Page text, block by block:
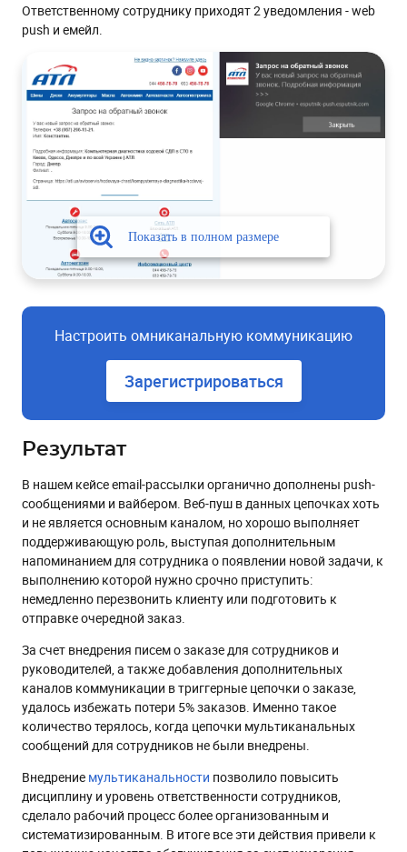
Ответственному сотруднику приходят 2 уведомления - web
push и емейл.
Настроить омниканальную коммуникацию
Зарегистрироваться
Результат
В нашем кейсе email-рассылки органично дополнены push-
сообщениями и вайбером. Веб-пуш в данных цепочках хоть
и не является основным каналом, но хорошо выполняет
поддерживающую роль, выступая дополнительным
напоминанием для сотрудника о появлении новой задачи, к
выполнению которой нужно срочно приступить:
немедленно перезвонить клиенту или подготовить к
отправке очередной заказ.
За счет внедрения писем о заказе для сотрудников и
руководителей, а также добавления дополнительных
каналов коммуникации в триггерные цепочки о заказе,
удалось избежать потери 5% заказов. Именно такое
количество терялось, когда цепочки мультиканальных
сообщений для сотрудников не были внедрены.
Внедрение мультиканальности позволило повысить
дисциплину и уровень ответственности сотрудников,
сделало рабочий процесс более организованным и
систематизированным. В итоге все эти действия привели к